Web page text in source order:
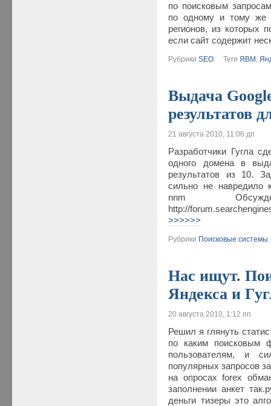
по поисковым
по одному и тому же
регионов, из которых
если сайт содержит
Рубрики SEO Теги ЯВМ
Выдача
результатов
21 августа 2010, 11:06 дп
Разработчики Гугла
одного домена в
результатов из 10.
сильно не навредило
nnm
http://
>>>>>>
Рубрики Поисковые системы
Нас ищут.
Яндекса и
20 августа 2010, 1:12 пп
Решил я глянуть
по каким поисковым
пользователям, и
популярных запросов
на опросах forex
заполнении анкет
деньги тизеры это